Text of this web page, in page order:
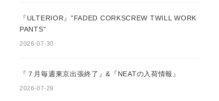
『ULTERIOR』"FADED CORKSCREW TWILL WORK
PANTS"
2026-07-30
『７月毎週東京出張終了』&『NEATの入荷情報』
2026-07-29